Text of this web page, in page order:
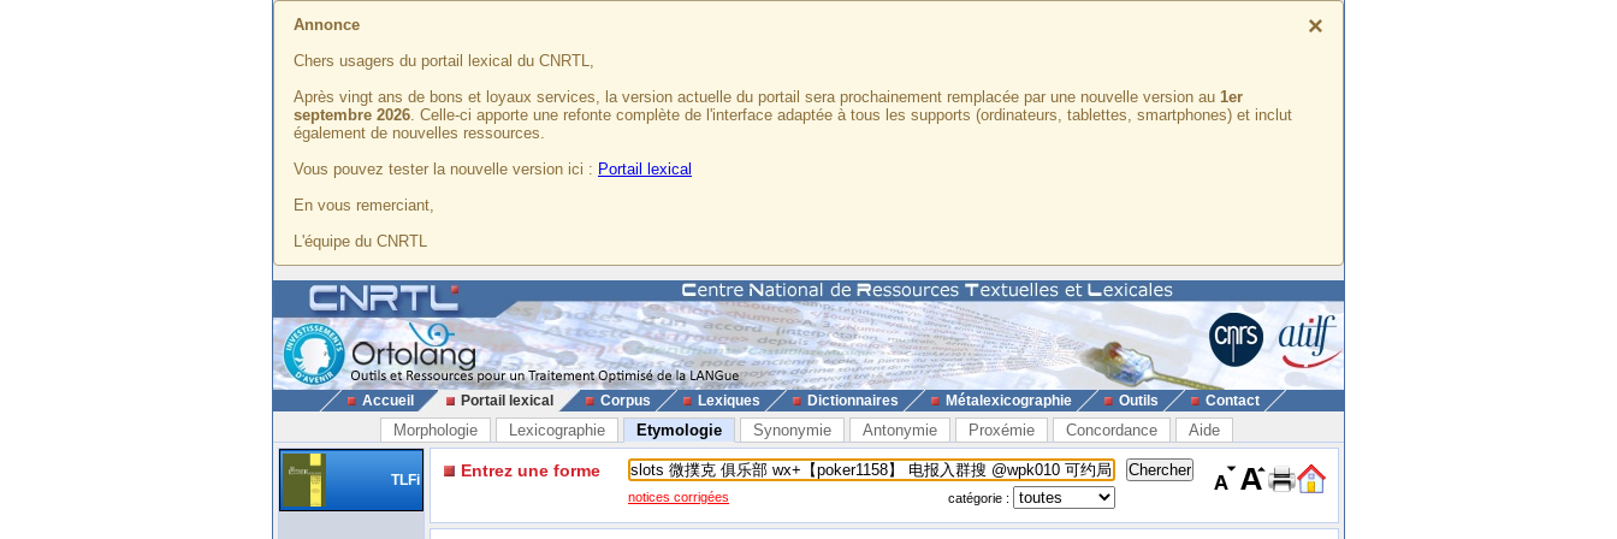
×
Annonce
Chers usagers du portail lexical du CNRTL,
Après vingt ans de bons et loyaux services, la version actuelle du portail sera prochainement remplacée par une nouvelle version au 1er
septembre 2026. Celle-ci apporte une refonte complète de l'interface adaptée à tous les supports (ordinateurs, tablettes, smartphones) et inclut
également de nouvelles ressources.
Vous pouvez tester la nouvelle version ici : Portail lexical
En vous remerciant,
L'équipe du CNRTL
Accueil Portail lexical Corpus Lexiques Dictionnaires Métalexicographie Outils Contact
Morphologie Lexicographie Etymologie Synonymie Antonymie Proxémie Concordance Aide
TLFi Entrez une forme
notices corrigées catégorie :